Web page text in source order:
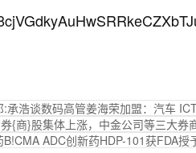
:承浩谈数码高管姜海荣加盟：汽车
{商}股集体上涨，中金公司等三大券
ADC创新药HDP-101获FDA授